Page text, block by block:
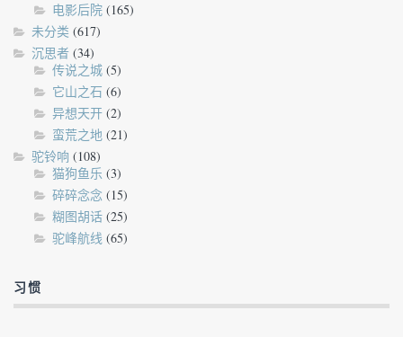
电影后院 (165)
未分类 (617)
沉思者 (34)
传说之城 (5)
它山之石 (6)
异想天开 (2)
蛮荒之地 (21)
驼铃响 (108)
猫狗鱼乐 (3)
碎碎念念 (15)
糊图胡话 (25)
驼峰航线 (65)
习惯